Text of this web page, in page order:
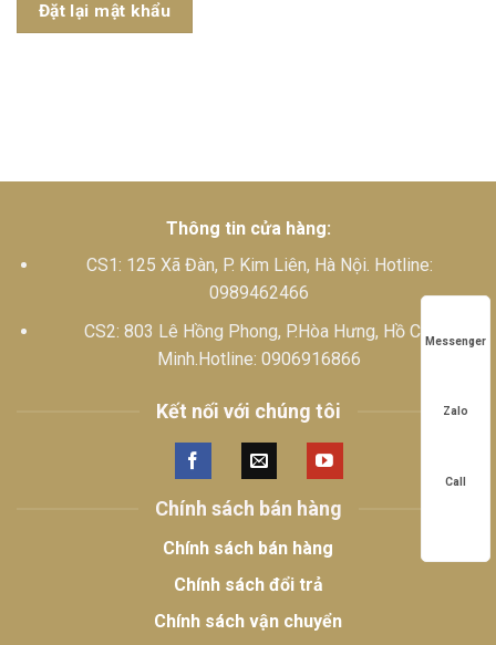
Đặt lại mật khẩu
Thông tin cửa hàng:
CS1: 125 Xã Đàn, P. Kim Liên, Hà Nội. Hotline:
0989462466
CS2: 803 Lê Hồng Phong, P.Hòa Hưng, Hồ Chí
Minh.Hotline: 0906916866
Kết nối với chúng tôi
Chính sách bán hàng
Chính sách bán hàng
Chính sách đổi trả
Chính sách vận chuyển
Messenger
Zalo
Call